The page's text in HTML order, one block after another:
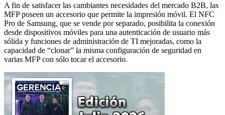
A fin de satisfacer las cambiantes necesidades del mercado B2B, las
MFP poseen un accesorio que permite la impresión móvil. El NFC
Pro de Samsung, que se vende por separado, posibilita la conexión
desde dispositivos móviles para una autenticación de usuario más
sólida y funciones de administración de TI mejoradas, como la
capacidad de “clonar” la misma configuración de seguridad en
varias MFP con sólo tocar el accesorio.